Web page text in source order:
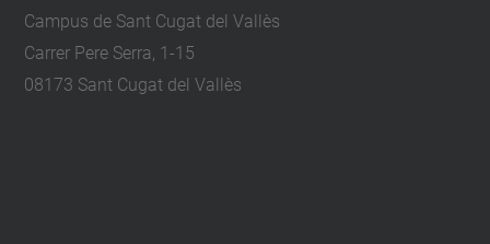
Campus de Sant Cugat del Vallès
Carrer Pere Serra, 1-15
08173 Sant Cugat del Vallès